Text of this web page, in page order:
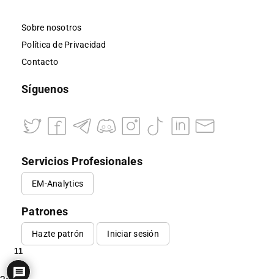
Sobre nosotros
Política de Privacidad
Contacto
Síguenos
Servicios Profesionales
EM-Analytics
Patrones
Hazte patrón Iniciar sesión
11